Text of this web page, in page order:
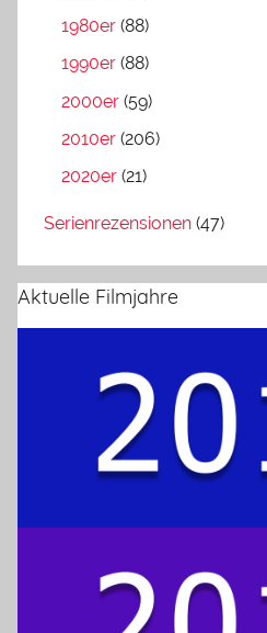
1980er (88)
1990er (88)
2000er (59)
2010er (206)
2020er (21)
Serienrezensionen (47)
Aktuelle Filmjahre